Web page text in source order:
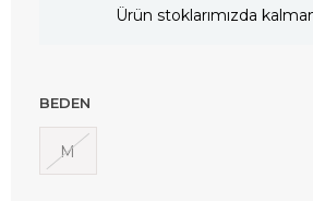
Ürün stoklarımızda
BEDEN
M